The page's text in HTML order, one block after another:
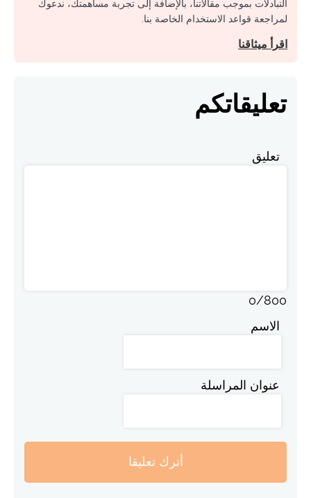
التبادلات بموجب مقالاتنا، بالإضافة إلى تجربة مساهمتك، ندعوك
لمراجعة قواعد الاستخدام الخاصة بنا.
اقرأ ميثاقنا
تعليقاتكم
تعليق
0/800
الاسم
عنوان المراسلة
أترك تعليقا